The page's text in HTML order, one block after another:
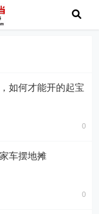
如何才能开的起宝
0
车摆地摊
0